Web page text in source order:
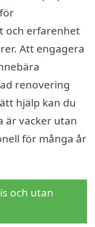
och erfarenhet
Att engagera
renovering
hjälp kan du
är vacker utan
för många år
och utan